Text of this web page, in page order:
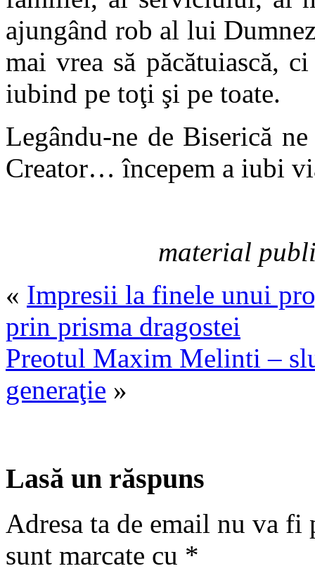
ajungând rob al lui
mai vrea să păcătuiască,
iubind pe toţi şi pe toate.
Legându-ne de Biserică
Creator… începem a iubi
material
« Impresii la finele unui
prin prisma dragostei
Preotul Maxim Melinti –
generaţie »
Lasă un răspuns
Adresa ta de email nu va fi
sunt marcate cu *